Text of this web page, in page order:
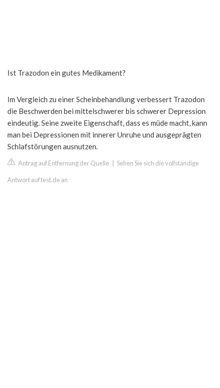
Ist Trazodon ein gutes Medikament?
Im Vergleich zu einer Scheinbehandlung verbessert Trazodon
die Beschwerden bei mittelschwerer bis schwerer Depression
eindeutig. Seine zweite Eigenschaft, dass es müde macht, kann
man bei Depressionen mit innerer Unruhe und ausgeprägten
Schlafstörungen ausnutzen.
Antrag auf Entfernung der Quelle Sehen Sie sich die vollständige
Antwort auf test.de an